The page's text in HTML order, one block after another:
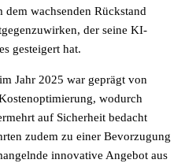
wachsenden Rückstand
der seine KI-
gesteigert hat.
Jahr 2025 war geprägt von
wodurch
auf Sicherheit bedacht
zudem zu einer Bevorzugung
innovative Angebot aus